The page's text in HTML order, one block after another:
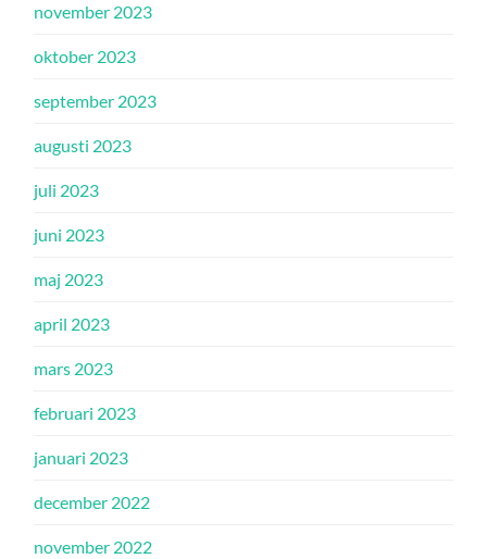
november 2023
oktober 2023
september 2023
augusti 2023
juli 2023
juni 2023
maj 2023
april 2023
mars 2023
februari 2023
januari 2023
december 2022
november 2022